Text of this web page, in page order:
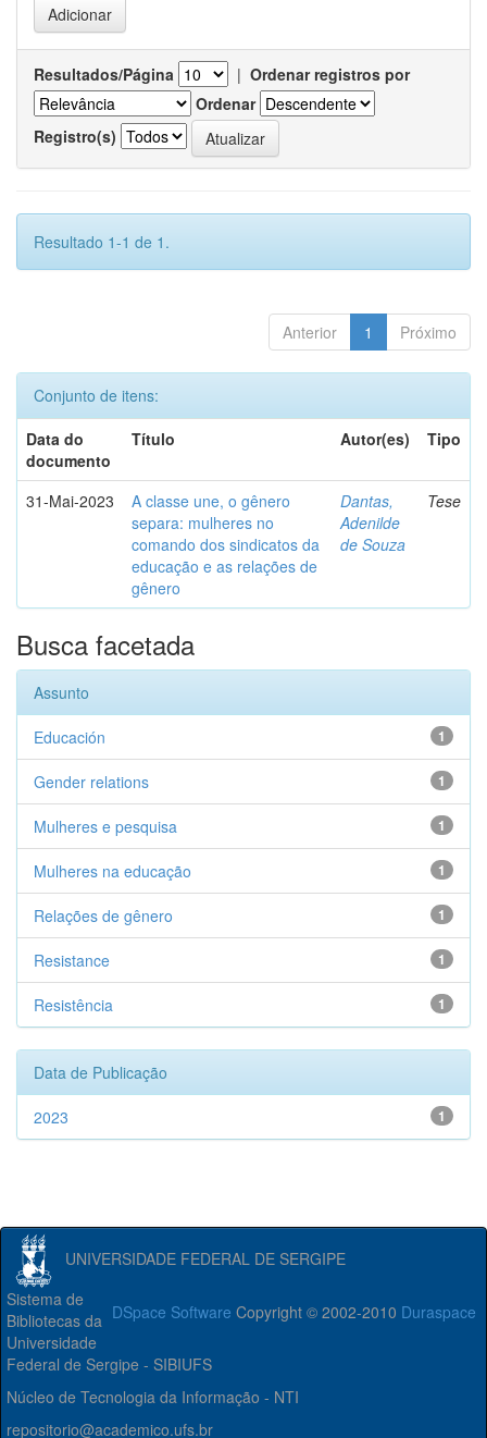
Resultados/Página | Ordenar registros por
Ordenar
Registro(s)
Resultado 1-1 de 1.
Anterior 1 Próximo
Conjunto de itens:
Data do
documento
Título Autor(es) Tipo
31-Mai-2023
A classe une, o gênero
separa: mulheres no
comando dos sindicatos da
educação e as relações de
gênero
Dantas,
Adenilde
de Souza
Tese
Busca facetada
Assunto
1
Educación
1
Gender relations
1
Mulheres e pesquisa
1
Mulheres na educação
1
Relações de gênero
1
Resistance
1
Resistência
Data de Publicação
1
2023
UNIVERSIDADE FEDERAL DE SERGIPE
DSpace Software Copyright © 2002-2010 Duraspace
Sistema de
Bibliotecas da
Universidade
Federal de Sergipe - SIBIUFS
Núcleo de Tecnologia da Informação - NTI
repositorio@academico.ufs.br